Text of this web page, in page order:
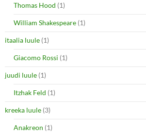
Thomas Hood (1)
William Shakespeare (1)
itaalia luule (1)
Giacomo Rossi (1)
juudi luule (1)
Itzhak Feld (1)
kreeka luule (3)
Anakreon (1)